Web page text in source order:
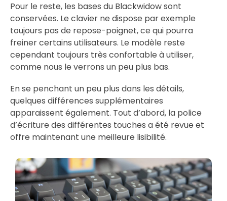
Pour le reste, les bases du Blackwidow sont
conservées. Le clavier ne dispose par exemple
toujours pas de repose-poignet, ce qui pourra
freiner certains utilisateurs. Le modèle reste
cependant toujours très confortable à utiliser,
comme nous le verrons un peu plus bas.
En se penchant un peu plus dans les détails,
quelques différences supplémentaires
apparaissent également. Tout d’abord, la police
d’écriture des différentes touches a été revue et
offre maintenant une meilleure lisibilité.